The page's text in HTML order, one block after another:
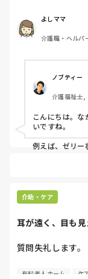
よしママ
介護職・ヘル
ノブティー
介護福祉士,
こんにちは。
いですね。
例えば、ゼリー
て少しずつ提
介助・ケア
耳が遠く、目も見
質問失礼します。
耳が遠く、目も
有料老人ホーム ケ